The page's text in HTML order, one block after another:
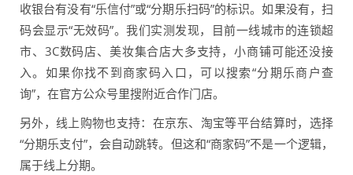
收银台有没有“乐信付”或“分期乐扫码”的标识。如果没有，扫
码会显示“无效码”。我们实测发现，目前一线城市的连锁超
市、3C数码店、美妆集合店大多支持，小商铺可能还没接
入。如果你找不到商家码入口，可以搜索“分期乐商户查
询”，在官方公众号里搜附近合作门店。
另外，线上购物也支持：在京东、淘宝等平台结算时，选择
“分期乐支付”，会自动跳转。但这和“商家码”不是一个逻辑，
属于线上分期。